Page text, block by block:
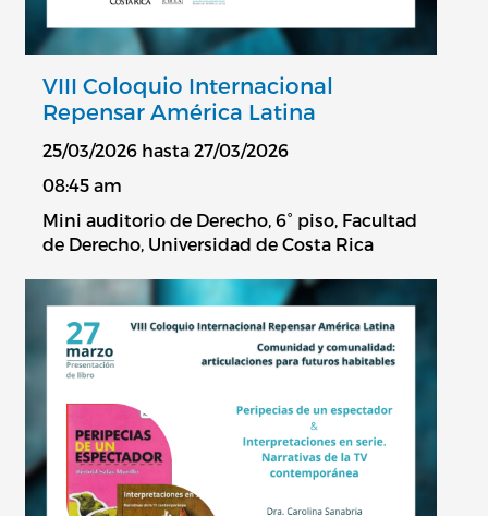
VIII Coloquio Internacional
Repensar América Latina
25/03/2026 hasta 27/03/2026
08:45 am
Mini auditorio de Derecho, 6° piso, Facultad
de Derecho, Universidad de Costa Rica